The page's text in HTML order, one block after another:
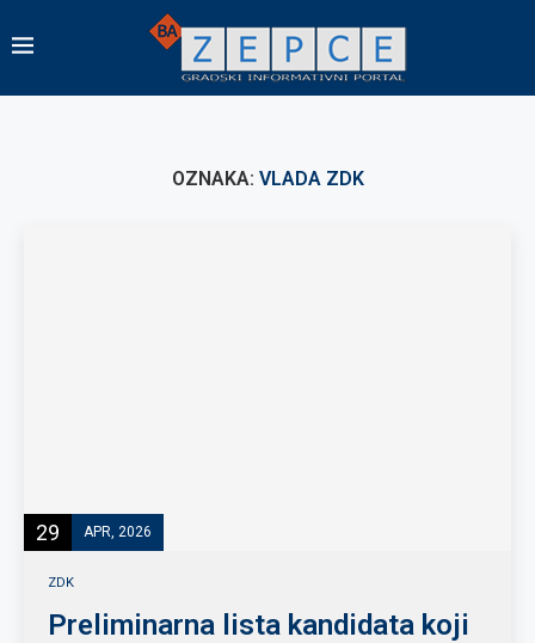
OZNAKA: VLADA ZDK
29 APR, 2026
ZDK
Preliminarna lista kandidata koji